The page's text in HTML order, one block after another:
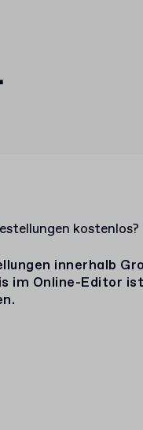
kostenlos?
innerhalb
im Online-Editor